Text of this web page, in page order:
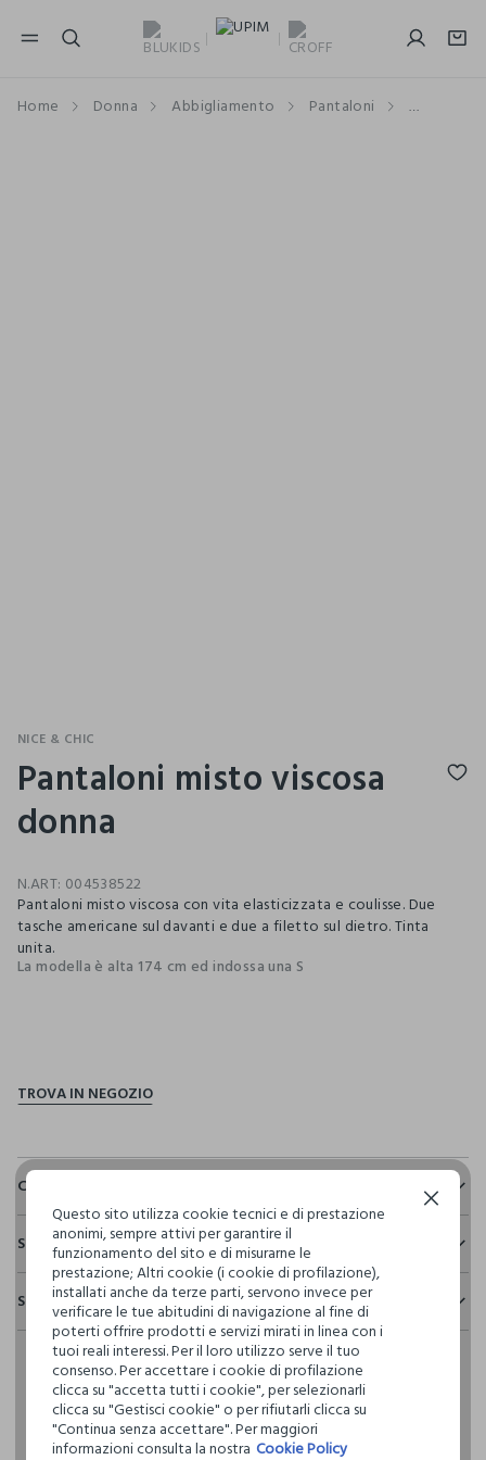
NAVIGATION.ARIA.GOTOMAINCONTENT
Home Donna Abbigliamento Pantaloni A Vita
NICE & CHIC
Pantaloni misto viscosa
donna
N.ART: 004538522
Pantaloni misto viscosa con vita elasticizzata e coulisse. Due
tasche americane sul davanti e due a filetto sul dietro. Tinta
unita.
La modella è alta 174 cm ed indossa una S
Composizione e cura
Composizione:
63% POLIESTERE,33% VISCOSA,4% ELASTAN
NON CANDEGGIARE
TEMPERATURA MASSIMA 30°C - PROCEDURA NORMALE
LAVAGGIO A SECCO PROFESSIONALE CON
TETRACLOROETILENE E TUTTI I SOLVENTI INDICATI CON IL
Sostenibilità e trasparenza
Sicurezza
Il 100% dei nostri articoli viene sottoposto a test chimico-
fisici, per verificarne il rispetto dei limiti che abbiamo
definito per l’uso di sostanze chimiche, talvolta anche più
restrittivi rispetto a quelli previsti dalla normativa
internazionale.
Clicca qui per vedere i dettagli
Spedizione e resi
Hai fino a 30 giorni dalla consegna del tuo ordine online per
cambiare idea e restituire i prodotti che hai acquistato.
Questo sito utilizza cookie tecnici e di prestazione
anonimi, sempre attivi per garantire il
funzionamento del sito e di misurarne le
prestazione; Altri cookie (i cookie di profilazione),
installati anche da terze parti, servono invece per
verificare le tue abitudini di navigazione al fine di
poterti offrire prodotti e servizi mirati in linea con i
tuoi reali interessi. Per il loro utilizzo serve il tuo
consenso. Per accettare i cookie di profilazione
clicca su "accetta tutti i cookie", per selezionarli
clicca su "Gestisci cookie" o per rifiutarli clicca su
"Continua senza accettare". Per maggiori
informazioni consulta la nostra Cookie Policy
Continua senza accettare